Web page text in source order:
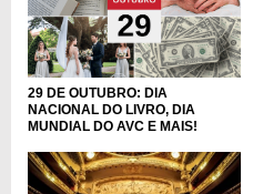
29 DE OUTUBRO: DIA
NACIONAL DO LIVRO, DIA
MUNDIAL DO AVC E MAIS!